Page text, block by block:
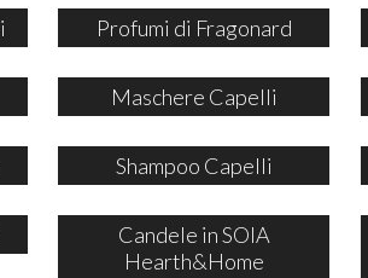
Profumi di Fragonard
Maschere Capelli
Shampoo Capelli
Candele in SOIA
Hearth&Home